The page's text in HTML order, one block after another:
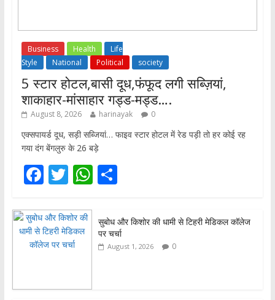
Business Health
Life
Style
National Political society
5 स्टार होटल,बासी दूध,फंफूद लगी सब्ज़ियां,
शाकाहार-मांसाहार गड्ड-मड्ड….
August 8, 2026 harinayak 0
एक्सपायर्ड दूध, सड़ी सब्जियां… फाइव स्टार होटल में रेड पड़ी तो हर कोई रह
गया दंग बेंगलुरु के 26 बड़े
F
e
b
o
k
T
itt
er
W
at
s
A
S
ar
e
सुबोध और किशोर की धामी से टिहरी मेडिकल कॉलेज
पर चर्चा
August 1, 2026 0